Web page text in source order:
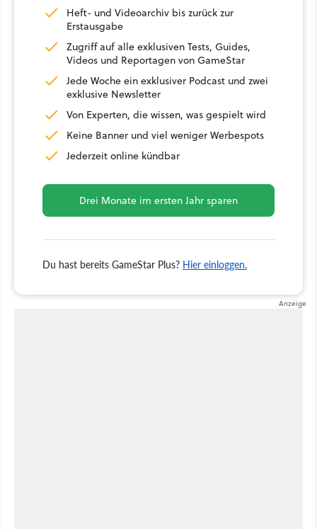
Heft- und Videoarchiv bis zurück zur
Erstausgabe
Zugriff auf alle exklusiven Tests, Guides,
Videos und Reportagen von GameStar
Jede Woche ein exklusiver Podcast und zwei
exklusive Newsletter
Von Experten, die wissen, was gespielt wird
Keine Banner und viel weniger Werbespots
Jederzeit online kündbar
Drei Monate im ersten Jahr sparen
Du hast bereits GameStar Plus? Hier einloggen.